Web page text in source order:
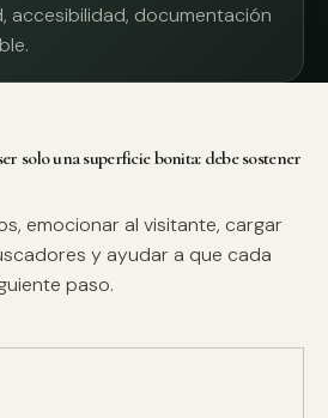
accesibilidad, documentación
solo una superficie bonita: debe sostener
emocionar al visitante, cargar
y ayudar a que cada
paso.